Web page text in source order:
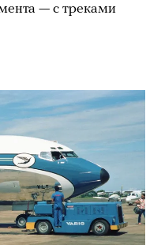
— с треками